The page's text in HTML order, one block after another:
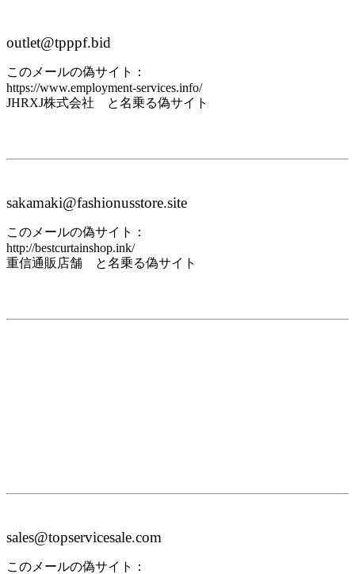
outlet@tpppf.bid
このメールの偽サイト：
https://www.employment-services.info/
JHRXJ株式会社 と名乗る偽サイト
sakamaki@fashionusstore.site
このメールの偽サイト：
http://bestcurtainshop.ink/
重信通販店舗 と名乗る偽サイト
sales@topservicesale.com
このメールの偽サイト：